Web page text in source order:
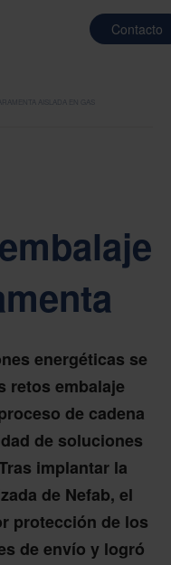
Contacto
AISLADA EN GAS
energéticas se
retos embalaje
de cadena
de soluciones
implantar la
de Nefab, el
protección de los
de envío y logró